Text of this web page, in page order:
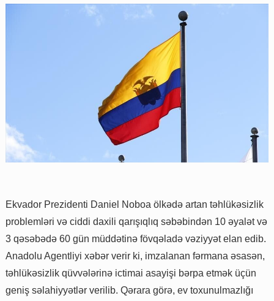
Ekvador Prezidenti Daniel Noboa ölkədə artan təhlükəsizlik
problemləri və ciddi daxili qarışıqlıq səbəbindən 10 əyalət və
3 qəsəbədə 60 gün müddətinə fövqəladə vəziyyət elan edib.
Anadolu Agentliyi xəbər verir ki, imzalanan fərmana əsasən,
təhlükəsizlik qüvvələrinə ictimai asayişi bərpa etmək üçün
geniş səlahiyyətlər verilib. Qərara görə, ev toxunulmazlığı